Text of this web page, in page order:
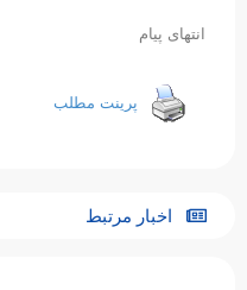
انتهای پیام
پرینت مطلب
اخبار مرتبط